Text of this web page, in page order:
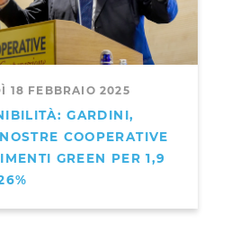
18 FEBBRAIO 2025
GARDINI,
COOPERATIVE
GREEN PER 1,9